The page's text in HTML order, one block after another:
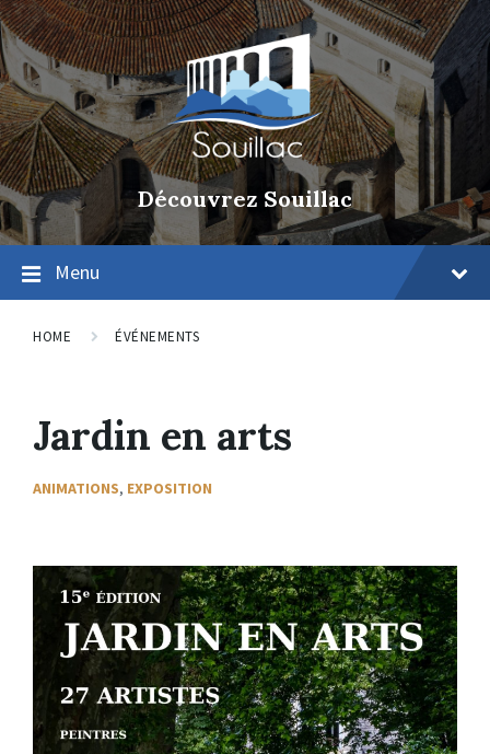
Découvrez Souillac
Menu
HOME ÉVÉNEMENTS
Jardin en arts
ANIMATIONS, EXPOSITION